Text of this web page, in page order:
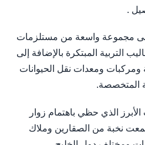
.
مجموعة واسعة من مستلزمات
التربية المبتكرة بالإضافة إلى
ومركبات ومعدات نقل الحيوانات
المتخصصة.
الذي حظي باهتمام زوار
نخبة من الصقارين وملاك